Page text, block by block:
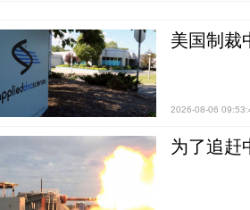
美国制裁
2026-08-06
为了追赶